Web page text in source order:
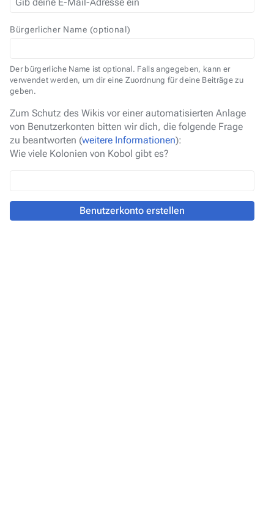
Bürgerlicher Name (optional)
Der bürgerliche Name ist optional. Falls angegeben, kann er
verwendet werden, um dir eine Zuordnung für deine Beiträge zu
geben.
Zum Schutz des Wikis vor einer automatisierten Anlage
von Benutzerkonten bitten wir dich, die folgende Frage
zu beantworten (weitere Informationen):
Wie viele Kolonien von Kobol gibt es?
Benutzerkonto erstellen